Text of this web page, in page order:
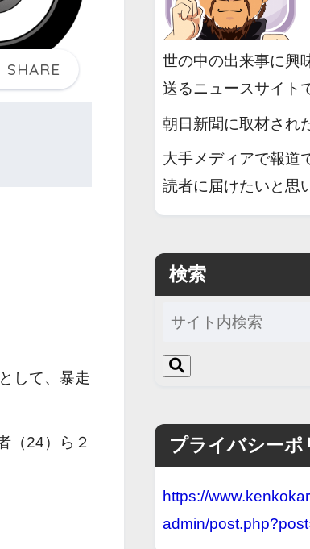
して、暴走
（24）ら２
世の中の出来事に興
送るニュースサイト
朝日新聞に取材され
大手メディアで報道
読者に届けたいと思
検索
プライバシーポ
https://
admin/